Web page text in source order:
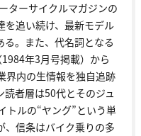
ターサイクルマガジンの
を追い続け、最新モデル
る。また、代名詞となる
年3月号掲載）から
界内の生情報を独自追跡
読者層は50代とそのジュ
トルの“ヤング”という単
、信条はバイク乗りの多